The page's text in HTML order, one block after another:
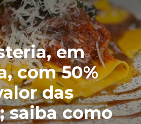
em
com 50%
das
saiba como